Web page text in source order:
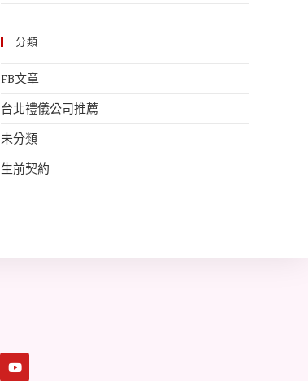
分類
FB文章
台北禮儀公司推薦
未分類
生前契約